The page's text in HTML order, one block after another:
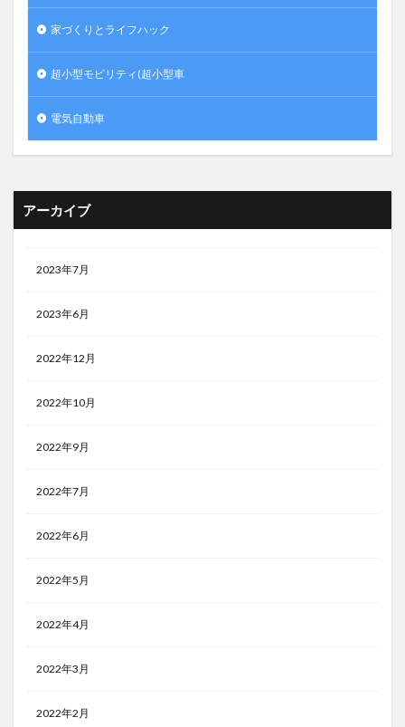
家づくりとライフハック
超小型モビリティ(超小型車
電気自動車
アーカイブ
2023年7月
2023年6月
2022年12月
2022年10月
2022年9月
2022年7月
2022年6月
2022年5月
2022年4月
2022年3月
2022年2月